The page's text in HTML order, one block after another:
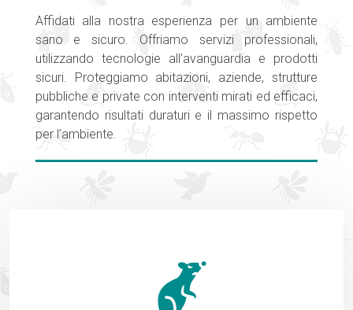
Affidati alla nostra esperienza per un ambiente
sano e sicuro. Offriamo servizi professionali,
utilizzando tecnologie all’avanguardia e prodotti
sicuri. Proteggiamo abitazioni, aziende, strutture
pubbliche e private con interventi mirati ed efficaci,
garantendo risultati duraturi e il massimo rispetto
per l’ambiente.